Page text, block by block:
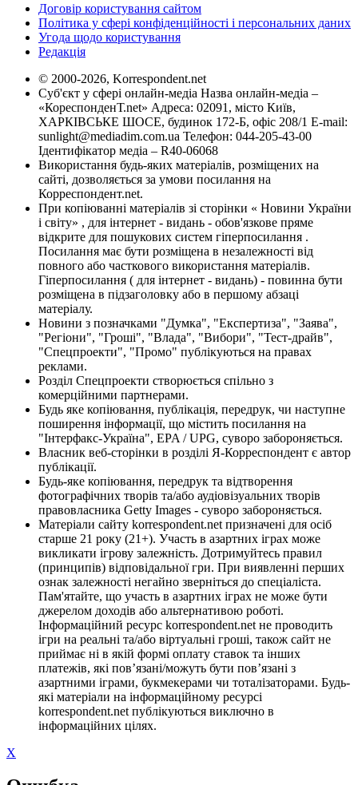
Договір користування сайтом
Політика у сфері конфіденційності і персональних даних
Угода щодо користування
Редакція
© 2000-2026, Korrespondent.net
Суб'єкт у сфері онлайн-медіа Назва онлайн-медіа –
«КореспонденТ.net» Адреса: 02091, місто Київ,
ХАРКІВСЬКЕ ШОСЕ, будинок 172-Б, офіс 208/1 E-mail:
sunlight@mediadim.com.ua Телефон: 044-205-43-00
Ідентифікатор медіа – R40-06068
Використання будь-яких матеріалів, розміщених на
сайті, дозволяється за умови посилання на
Корреспондент.net.
При копіюванні матеріалів зі сторінки « Новини України
і світу» , для інтернет - видань - обов'язкове пряме
відкрите для пошукових систем гіперпосилання .
Посилання має бути розміщена в незалежності від
повного або часткового використання матеріалів.
Гіперпосилання ( для інтернет - видань) - повинна бути
розміщена в підзаголовку або в першому абзаці
матеріалу.
Новини з позначками "Думка", "Експертиза", "Заява",
"Регіони", "Гроші", "Влада", "Вибори", "Тест-драйв",
"Спецпроекти", "Промо" публікуються на правах
реклами.
Розділ Спецпроекти створюється спільно з
комерційними партнерами.
Будь яке копіювання, публікація, передрук, чи наступне
поширення інформації, що містить посилання на
"Інтерфакс-Україна", EPA / UPG, суворо забороняється.
Власник веб-сторінки в розділі Я-Корреспондент є автор
публікації.
Будь-яке копіювання, передрук та відтворення
фотографічних творів та/або аудіовізуальних творів
правовласника Getty Images - суворо забороняється.
Матеріали сайту korrespondent.net призначені для осіб
старше 21 року (21+). Участь в азартних іграх може
викликати ігрову залежність. Дотримуйтесь правил
(принципів) відповідальної гри. При виявленні перших
ознак залежності негайно зверніться до спеціаліста.
Пам'ятайте, що участь в азартних іграх не може бути
джерелом доходів або альтернативою роботі.
Інформаційний ресурс korrespondent.net не проводить
ігри на реальні та/або віртуальні гроші, також сайт не
приймає ні в якій формі оплату ставок та інших
платежів, які пов’язані/можуть бути пов’язані з
азартними іграми, букмекерами чи тоталізаторами. Будь-
які матеріали на інформаційному ресурсі
korrespondent.net публікуються виключно в
інформаційних цілях.
X